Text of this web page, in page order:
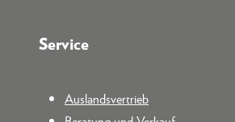
Service
Auslandsvertrieb